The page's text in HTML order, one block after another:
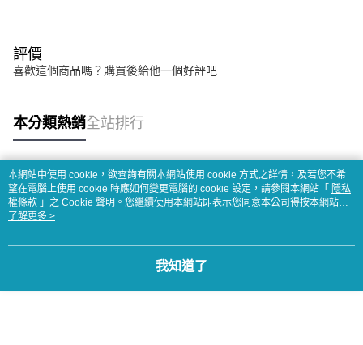
評價
喜歡這個商品嗎？購買後給他一個好評吧
本分類熱銷全站排行
熱門標籤
本網站中使用 cookie，欲查詢有關本網站使用 cookie 方式之詳情，及若您不希
望在電腦上使用 cookie 時應如何變更電腦的 cookie 設定，請參閱本網站「 隱私
權條款 」之 Cookie 聲明。您繼續使用本網站即表示您同意本公司得按本網站使
用條款之 Cookie 聲明使用 cookie。
了解更多 >
我知道了